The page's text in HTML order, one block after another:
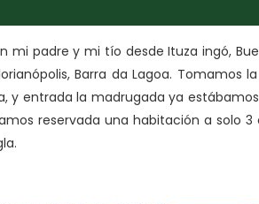
mi padre y mi tío desde Ituza ingó,
Barra da Lagoa. Tomamos
y entrada la madrugada ya
reservada una habitación a solo 3